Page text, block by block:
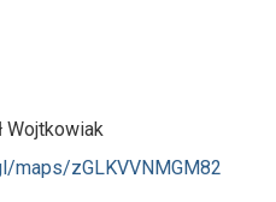
Wojtkowiak
maps/zGLKVVNMGM82